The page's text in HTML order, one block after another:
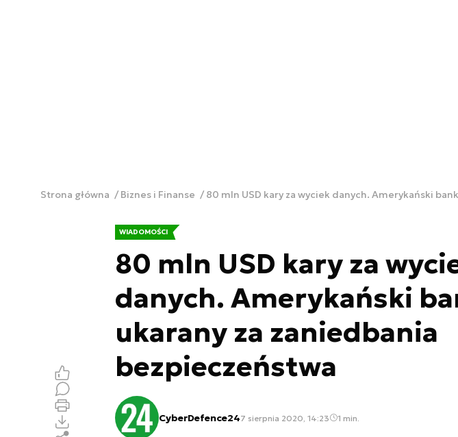
Strona główna Biznes i Finanse 80 mln USD kary za wyciek danych. Amerykański
WIADOMOŚCI
80 mln USD kary za
danych. Amerykański
ukarany za zaniedbania
bezpieczeństwa
CyberDefence247 sierpnia 2020, 14:23 1 min.